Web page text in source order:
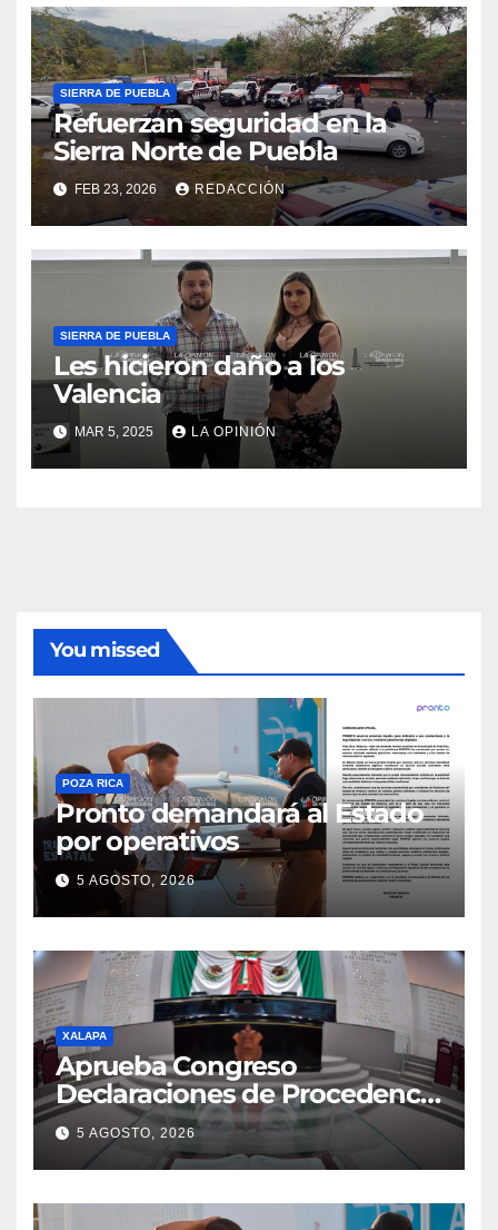
SIERRA DE PUEBLA
Refuerzan seguridad en la
Sierra Norte de Puebla
FEB 23, 2026 REDACCIÓN
SIERRA DE PUEBLA
Les hicieron daño a los
Valencia
MAR 5, 2025 LA OPINIÓN
You missed
POZA RICA
Pronto demandará al Estado
por operativos
5 AGOSTO, 2026
XALAPA
Aprueba Congreso
Declaraciones de Procedencia
en contra de dos munícipes
5 AGOSTO, 2026